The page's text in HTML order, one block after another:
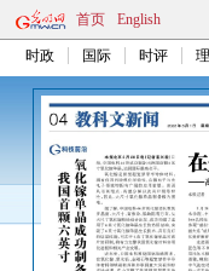
首页 English
时政 国际 时评